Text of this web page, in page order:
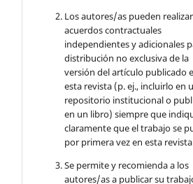
Los autores/as pueden
acuerdos contractuales
independientes y adicionales
distribución no exclusiva de la
versión del artículo publicado
esta revista (p. ej., incluirlo en
repositorio institucional o
en un libro) siempre que
claramente que el trabajo se
por primera vez en esta
Se permite y recomienda a los
autores/as a publicar su